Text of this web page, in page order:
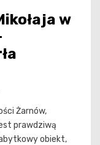
w
Żarnów,
prawdziwą
obiekt,